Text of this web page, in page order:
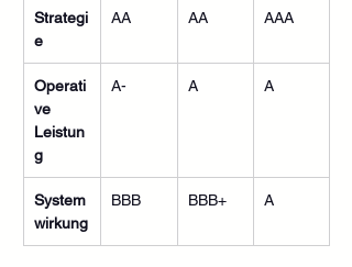
Strategi
e
AA AA AAA
Operati
ve
Leistun
g
A- A A
System
wirkung
BBB BBB+ A